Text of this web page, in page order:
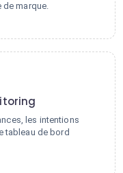
de marque.
les intentions
tableau de bord